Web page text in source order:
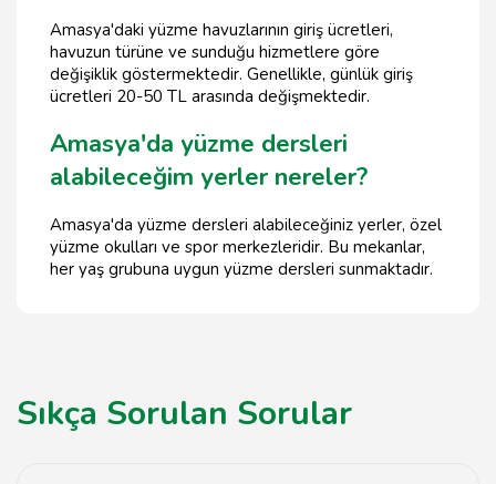
Amasya'daki yüzme havuzlarının giriş ücretleri,
havuzun türüne ve sunduğu hizmetlere göre
değişiklik göstermektedir. Genellikle, günlük giriş
ücretleri 20-50 TL arasında değişmektedir.
Amasya'da yüzme dersleri
alabileceğim yerler nereler?
Amasya'da yüzme dersleri alabileceğiniz yerler, özel
yüzme okulları ve spor merkezleridir. Bu mekanlar,
her yaş grubuna uygun yüzme dersleri sunmaktadır.
Sıkça Sorulan Sorular